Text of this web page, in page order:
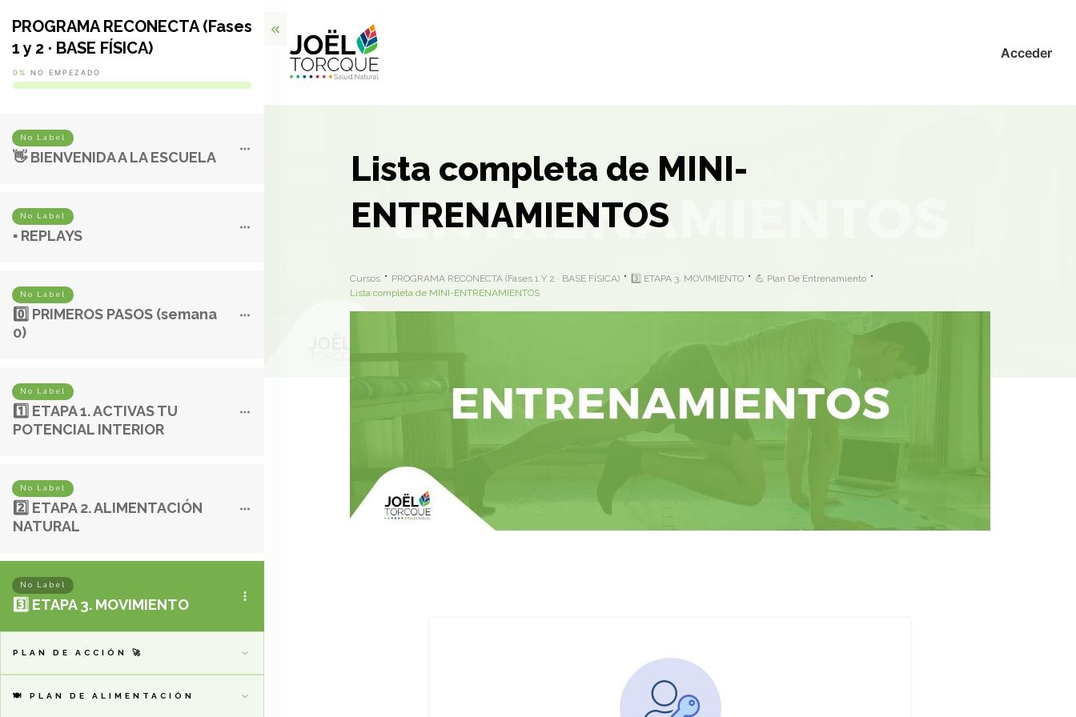
Acceder
Lista completa de MINI-
ENTRENAMIENTOS
Cursos PROGRAMA RECONECTA (Fases 1 Y 2 · BASE FÍSICA) 3️⃣ ETAPA 3. MOVIMIENTO
💪 Plan De Entrenamiento
Lista completa de MINI-ENTRENAMIENTOS
PROGRAMA RECONECTA (Fases
1 y 2 · BASE FÍSICA)
0% NO EMPEZADO
No Label
👋 BIENVENIDA A LA ESCUELA
No Label
▪️ REPLAYS
No Label
0️⃣ PRIMEROS PASOS (semana
0)
No Label
1️⃣ ETAPA 1. ACTIVAS TU
POTENCIAL INTERIOR
No Label
2️⃣ ETAPA 2. ALIMENTACIÓN
NATURAL
No Label
3️⃣ ETAPA 3. MOVIMIENTO
PLAN DE ACCIÓN 🚀
🍽️ PLAN DE ALIMENTACIÓN